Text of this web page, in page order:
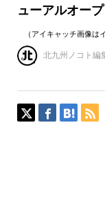
ューアルオー
（アイキャッチ画像は
北九州ノコト編